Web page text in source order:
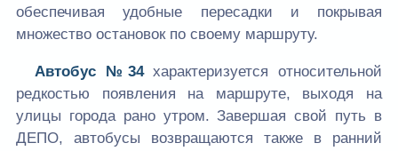
обеспечивая удобные пересадки и покрывая
множество остановок по своему маршруту.
Автобус №34характеризуется относительной
редкостью появления на маршруте, выходя на
улицы города рано утром. Завершая свой путь в
ДЕПО, автобусы возвращаются также в ранний